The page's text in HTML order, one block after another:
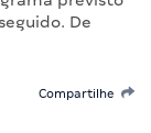
De
Compartilhe